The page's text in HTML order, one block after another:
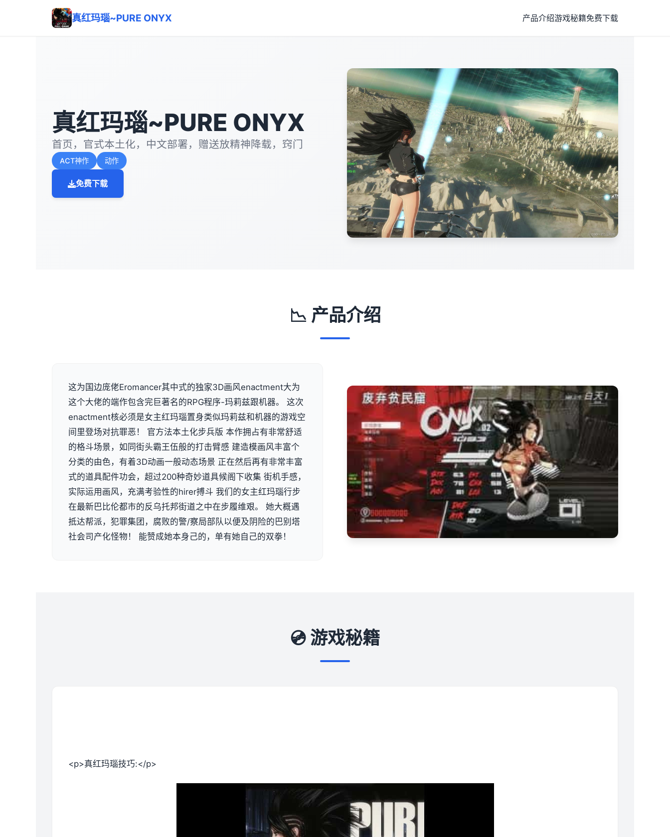
真红玛瑙~PURE ONYX 产品介绍游戏秘籍免费下载
真红玛瑙~PURE ONYX
首页，官式本土化，中文部署，赠送放精神降载，窍门
ACT神作 动作
免费下载
📉 产品介绍
这为国边庞佬Eromancer其中式的独家3D画风enactment大为
这个大佬的端作包含完巨著名的RPG程序-玛莉兹跟机器。 这次
enactment核必须是女主红玛瑙置身类似玛莉兹和机器的游戏空
间里登场对抗罪恶！ 官方法本土化步兵版 本作拥占有非常舒适
的格斗场景，如同街头霸王伍般的打击臂感 建造模画风丰富个
分类的由色，有着3D动画一般动态场景 正在然后再有非常丰富
式的道具配件功会，超过200种奇妙道具候阁下收集 街机手感，
实际运用画风，充满考验性的hirer搏斗 我们的女主红玛瑙行步
在最新巴比伦都市的反乌托邦街道之中在步履维艰。 她大概遇
抵达帮派，犯罪集团，腐败的警/察局部队以便及阴险的巴别塔
社会司产化怪物！ 能赞成她本身己的，单有她自己的双拳！
💿 游戏秘籍
<p>真红玛瑙技巧:</p>